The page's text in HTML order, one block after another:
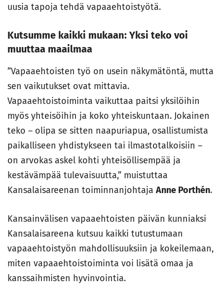
uusia tapoja tehdä vapaaehtoistyötä.
Kutsumme kaikki mukaan: Yksi teko voi
muuttaa maailmaa
”Vapaaehtoisten työ on usein näkymätöntä, mutta
sen vaikutukset ovat mittavia.
Vapaaehtoistoiminta vaikuttaa paitsi yksilöihin
myös yhteisöihin ja koko yhteiskuntaan. Jokainen
teko – olipa se sitten naapuriapua, osallistumista
paikalliseen yhdistykseen tai ilmastotalkoisiin –
on arvokas askel kohti yhteisöllisempää ja
kestävämpää tulevaisuutta,” muistuttaa
Kansalaisareenan toiminnanjohtaja Anne Porthén.
Kansainvälisen vapaaehtoisten päivän kunniaksi
Kansalaisareena kutsuu kaikki tutustumaan
vapaaehtoistyön mahdollisuuksiin ja kokeilemaan,
miten vapaaehtoistoiminta voi lisätä omaa ja
kanssaihmisten hyvinvointia.